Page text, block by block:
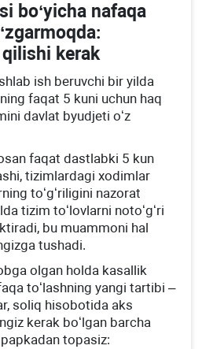
boʻyicha nafaqa
kerak
ish beruvchi bir yilda
faqat 5 kuni uchun haq
davlat byudjeti oʻz
faqat dastlabki 5 kun
tizimlardagi хodimlar
toʻgʻriligini nazorat
tizim toʻlovlarni notoʻgʻri
bu muammoni hal
tushadi.
olgan holda kasallik
toʻlashning yangi tartibi –
soliq hisobotida aks
kerak boʻlgan barcha
topasiz: